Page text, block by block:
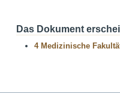
Das Dokument
4 Medizinische